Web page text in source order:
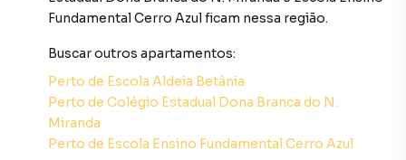
endereço!
Plantão de Vendas: (41) 98817-9404 / (41) 99876-0513
(Leonardo)
Atendimento Geral: (41) 3282-8100
Haas Imóveis – Sua Imobiliária.
Fundamental Cerro Azulficam nessa região.
Buscar outros apartamentos:
Perto de Escola Aldeia Betânia
Perto de Colégio Estadual Dona Branca do N.
Miranda
Perto de Escola Ensino Fundamental Cerro Azul